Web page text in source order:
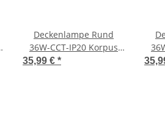
Deckenlampe Rund
36W-CCT-IP20 Korpus
35,99 € *